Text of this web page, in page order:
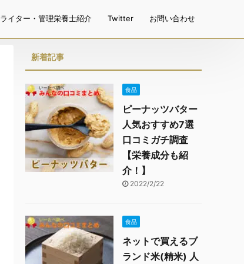
ライター・管理栄養士紹介 Twitter お問い合わせ
新着記事
食品
ピーナッツバター
人気おすすめ7選
口コミガチ調査
【栄養成分も紹
介！】
2022/2/22
食品
ネットで買えるブ
ランド米(精米) 人